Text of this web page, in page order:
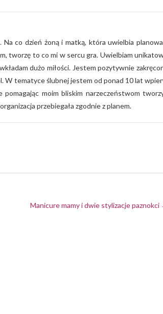
co dzień żoną i matką, która uwielbia
tworzę to co mi w sercu gra. Uwielbiam
dużo miłości. Jestem pozytywnie
W tematyce ślubnej jestem od ponad 10 lat
moim bliskim narzeczeństwom
przebiegała zgodnie z planem.
Manicure mamy i dwie stylizacje paznokci